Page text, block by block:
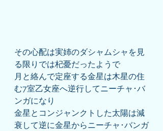
その心配は実姉のダシャムシャを見
る限りでは杞憂だったようで
月と絡んで定座する金星は木星の住
む7室乙女座へ逆行してニーチャ･バ
ンガになり
金星とコンジャンクトした太陽は減
衰して逆に金星からニーチャ･バンガ